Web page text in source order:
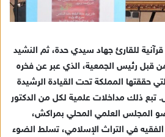
للقارئ جهاد سيدي حدة، ثم النشيد
من قبل رئيس الجمعية، الذي عبر عن فخره
التي حققتها المملكة تحت القيادة الرشيدة
تبع ذلك مداخلات علمية لكل من الدكتور
المجلس العلمي المحلي بمراكش،
الفقيه في التراث الإسلامي، تسلط الضوء